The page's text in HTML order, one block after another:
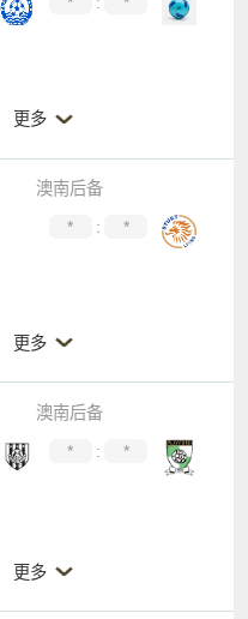
更多
澳南后备
* :
*
更多
澳南后备
* : *
更多